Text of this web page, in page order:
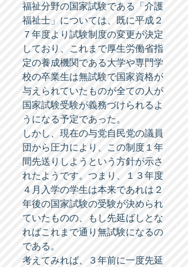
福祉分野の国家試験である「介護
福祉士」については、既に平成２
７年度より試験制度の変更が決定
しており、これまで厚生労働省指
定の養成機関である大学や専門学
校の卒業生は無試験で国家資格が
与えられていたものが全ての人が
国家試験受験が義務づけられるよ
うになる予定であった。
しかし、現在の与党自民党の議員
団から圧力により、この制度１年
間先送りしようという方針が示さ
れたようです。つまり、１３年度
４月入学の学生は本来であれは２
年後の国家試験の受験が決められ
ていたものの、もし先延ばしとな
ればこれまで通り無試験になるの
である。
考えてみれば、３年前に一度先延